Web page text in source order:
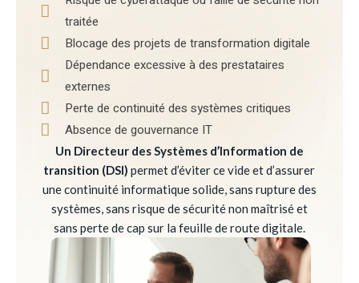
traitée
Blocage des projets de transformation digitale
Dépendance excessive à des prestataires
externes
Perte de continuité des systèmes critiques
Absence de gouvernance IT
Un Directeur des Systèmes d’Information de
transition (DSI) permet d’éviter ce vide et d’assurer
une continuité informatique solide, sans rupture des
systèmes, sans risque de sécurité non maîtrisé et
sans perte de cap sur la feuille de route digitale.